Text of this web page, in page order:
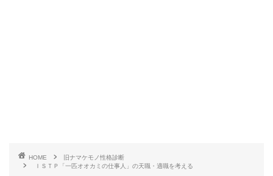
HOME
旧ナマケモノ性格診断
ＩＳＴＰ「一匹オオカミの仕事人」の天職・適職を考える